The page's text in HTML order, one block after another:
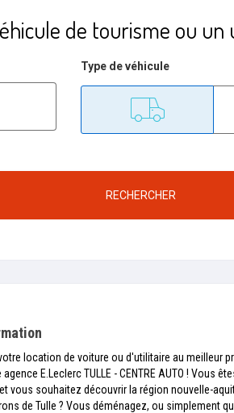
de tourisme ou un
Type de véhicule
RECHERCHER
location de voiture ou d'utilitaire au meilleur
E.Leclerc TULLE - CENTRE AUTO ! Vous
vous souhaitez découvrir la région nouvelle-
de Tulle ? Vous déménagez, ou simplement